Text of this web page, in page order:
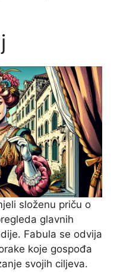
složenu priču o
glavnih
Fabula se odvija
koje gospođa
svojih ciljeva.